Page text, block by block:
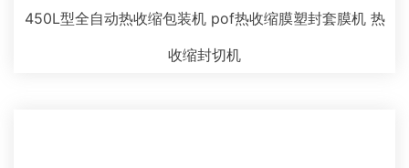
450L型全自动热收缩包装机 pof热收缩膜塑封套膜机 热
收缩封切机